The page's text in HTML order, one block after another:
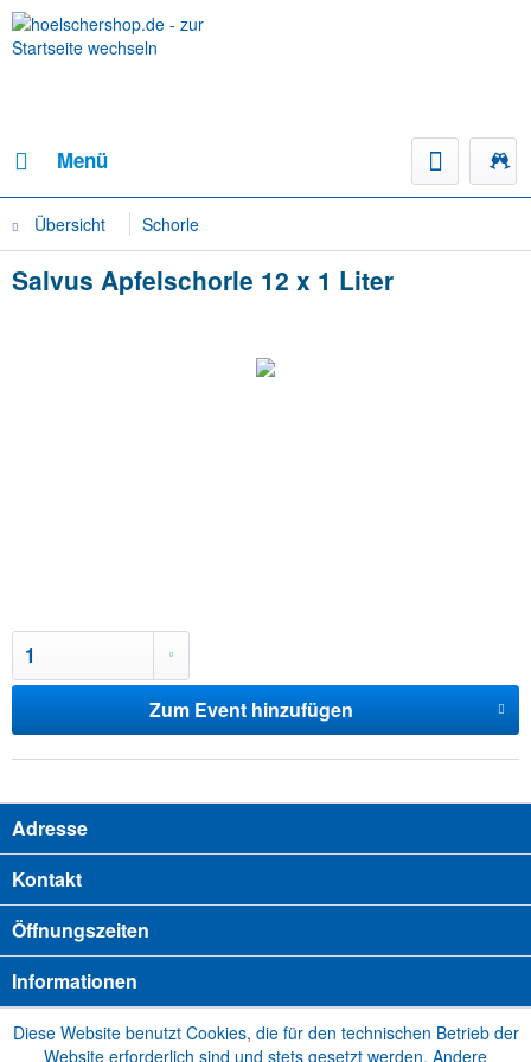
Menü
Übersicht Schorle
Salvus Apfelschorle 12 x 1 Liter
Zum Event hinzufügen
Adresse
Kontakt
Öffnungszeiten
Informationen
Diese Website benutzt Cookies, die für den technischen Betrieb der
Website erforderlich sind und stets gesetzt werden. Andere